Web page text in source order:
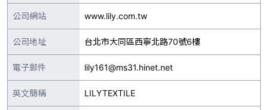
公司網站 www.lily.com.tw
公司地址 台北市大同區西寧北路70號6樓
電子郵件 lily161@ms31.hinet.net
英文簡稱 LILYTEXTILE